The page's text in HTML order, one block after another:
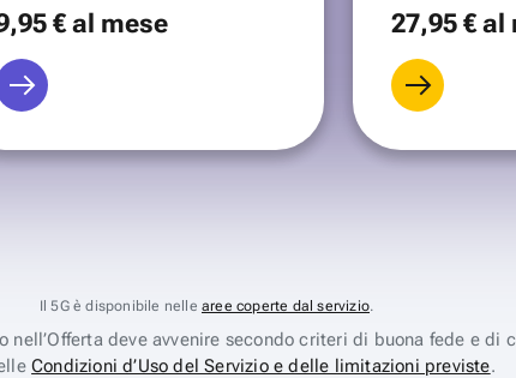
,95 €al mese 27,95 €al
Il 5G è disponibile nelle aree coperte dal servizio.
nell’Offerta deve avvenire secondo criteri di buona fede e di
Condizioni d’Uso del Servizio e delle limitazioni previste.